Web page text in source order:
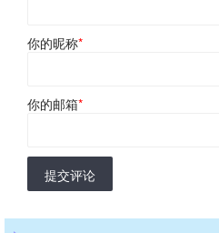
你的昵称*
你的邮箱*
提交评论